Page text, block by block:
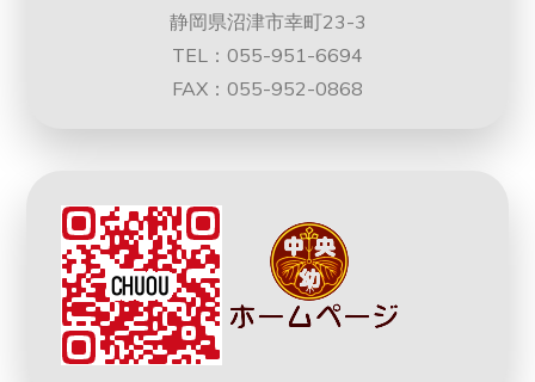
静岡県沼津市幸町23-3
TEL：055-951-6694
FAX：055-952-0868